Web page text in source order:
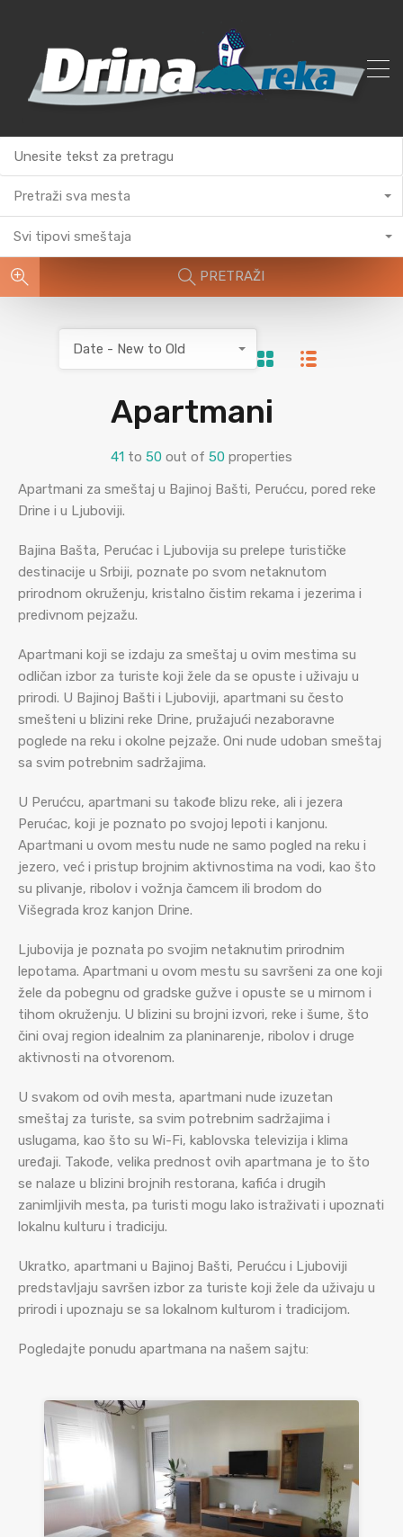
Pretraži sva mesta
Svi tipovi smeštaja
PRETRAŽI
Apartmani
41 to 50 out of 50 properties
Date - New to Old
Apartmani za smeštaj u Bajinoj Bašti, Perućcu, pored reke
Drine i u Ljuboviji.
Bajina Bašta, Perućac i Ljubovija su prelepe turističke
destinacije u Srbiji, poznate po svom netaknutom
prirodnom okruženju, kristalno čistim rekama i jezerima i
predivnom pejzažu.
Apartmani koji se izdaju za smeštaj u ovim mestima su
odličan izbor za turiste koji žele da se opuste i uživaju u
prirodi. U Bajinoj Bašti i Ljuboviji, apartmani su često
smešteni u blizini reke Drine, pružajući nezaboravne
poglede na reku i okolne pejzaže. Oni nude udoban smeštaj
sa svim potrebnim sadržajima.
U Perućcu, apartmani su takođe blizu reke, ali i jezera
Perućac, koji je poznato po svojoj lepoti i kanjonu.
Apartmani u ovom mestu nude ne samo pogled na reku i
jezero, već i pristup brojnim aktivnostima na vodi, kao što
su plivanje, ribolov i vožnja čamcem ili brodom do
Višegrada kroz kanjon Drine.
Ljubovija je poznata po svojim netaknutim prirodnim
lepotama. Apartmani u ovom mestu su savršeni za one koji
žele da pobegnu od gradske gužve i opuste se u mirnom i
tihom okruženju. U blizini su brojni izvori, reke i šume, što
čini ovaj region idealnim za planinarenje, ribolov i druge
aktivnosti na otvorenom.
U svakom od ovih mesta, apartmani nude izuzetan
smeštaj za turiste, sa svim potrebnim sadržajima i
uslugama, kao što su Wi-Fi, kablovska televizija i klima
uređaji. Takođe, velika prednost ovih apartmana je to što
se nalaze u blizini brojnih restorana, kafića i drugih
zanimljivih mesta, pa turisti mogu lako istraživati i upoznati
lokalnu kulturu i tradiciju.
Ukratko, apartmani u Bajinoj Bašti, Perućcu i Ljuboviji
predstavljaju savršen izbor za turiste koji žele da uživaju u
prirodi i upoznaju se sa lokalnom kulturom i tradicijom.
Pogledajte ponudu apartmana na našem sajtu: